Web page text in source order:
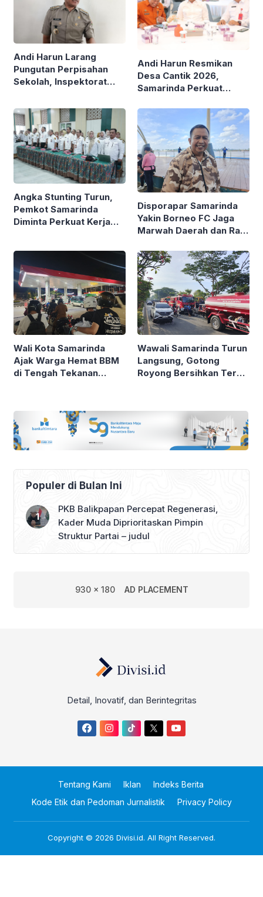
Andi Harun Larang
Pungutan Perpisahan
Sekolah, Inspektorat
Andi Harun Resmikan
Desa Cantik 2026,
Samarinda Perkuat
Data
Angka Stunting Turun,
Pemkot Samarinda
Diminta Perkuat Kerja
Disporapar Samarinda
Yakin Borneo FC Jaga
Marwah Daerah dan Raih
Wali Kota Samarinda
Ajak Warga Hemat BBM
di Tengah Tekanan
Wawali Samarinda Turun
Langsung, Gotong
Royong Bersihkan Teras
Populer di Bulan Ini
PKB Balikpapan Percepat Regenerasi,
Kader Muda Diprioritaskan Pimpin
Struktur Partai – judul
930 x 180 AD PLACEMENT
Detail, Inovatif, dan Berintegritas
Tentang Kami Iklan
Indeks Berita
Kode Etik dan Pedoman Jurnalistik
Privacy Policy
Copyright © 2026 Divisi.id. All Right Reserved.